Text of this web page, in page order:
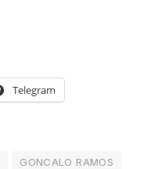
Telegram
GONCALO RAMOS